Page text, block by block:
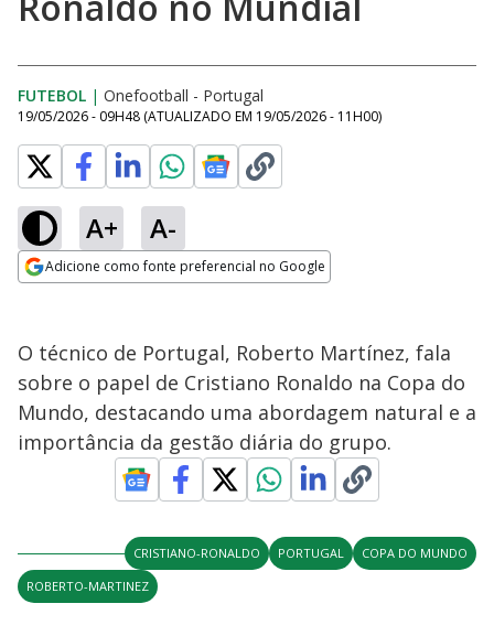
FUTEBOL | Onefootball - Portugal
19/05/2026 - 09H48 (ATUALIZADO EM 19/05/2026 - 11H00)
A+ A-
Adicione como fonte preferencial no Google
O técnico de Portugal, Roberto Martínez, fala
sobre o papel de Cristiano Ronaldo na Copa do
Mundo, destacando uma abordagem natural e a
importância da gestão diária do grupo.
CRISTIANO-RONALDO PORTUGAL
COPA DO MUNDO
ROBERTO-MARTINEZ